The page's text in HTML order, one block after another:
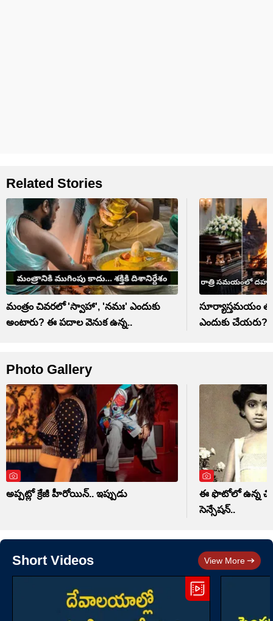
Related Stories
మంత్రం చివరలో 'స్వాహా', 'నమః' ఎందుకు
అంటారు? ఈ పదాల వెనుక ఉన్న..
సూర్యాస్తమయం
ఎందుకు చేయరు?
Photo Gallery
అప్పట్లో క్రేజీ హీరోయిన్.. ఇప్పుడు
ఈ ఫొటోలో ఉన్న
సెన్సేషన్..
Short Videos View More